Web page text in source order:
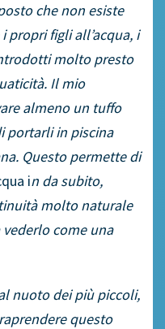
che non esiste
propri figli all’acqua, i
molto presto
Il mio
almeno un tuffo
portarli in piscina
Questo permette di
in da subito,
molto naturale
come una
nuoto dei più piccoli,
questo